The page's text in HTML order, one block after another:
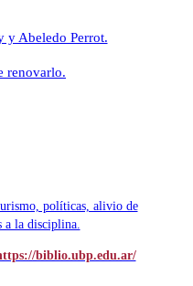
y Abeledo Perrot.
renovarlo.
políticas, alivio de
a la disciplina.
biblio.ubp.edu.ar/